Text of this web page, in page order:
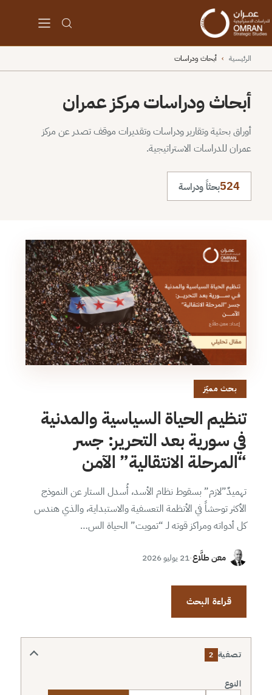
الرئيسية › أبحاث ودراسات
أبحاث ودراسات مركز عمران
أوراق بحثية وتقارير ودراسات وتقديرات موقف تصدر عن مركز
عمران للدراسات الاستراتيجية.
524بحثاً ودراسة
بحث مميّز
تنظيم الحياة السياسية والمدنية
في سورية بعد التحرير: جسر
“المرحلة الانتقالية” الآمن
تهميدٌ”لازم” بسقوط نظام الأسد، أُسدل الستار عن النموذج
الأكثر توحشاً في الأنظمة التعسفية والاستبداية، والذي هندس
كل أدواته ومراكز قوته لـ “تمويت” الحياة الس…
معن طلَّاع·21 يوليو 2026
قراءة البحث
تصفية 2
النوع